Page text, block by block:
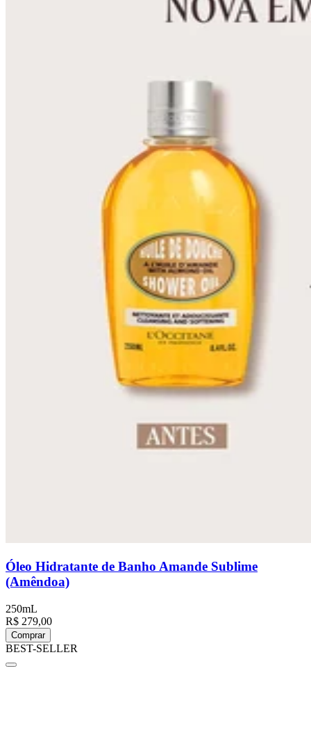
Óleo Hidratante de Banho Amande Sublime
(Amêndoa)
250mL
R$ 279,00
Comprar
BEST-SELLER